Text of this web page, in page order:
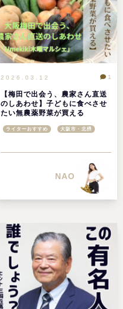
2026.03.12
【梅田で出会う、農家さん直送
のしあわせ】子どもに食べさせ
たい無農薬野菜が買える
ランフロント大阪
1
ライターおすすめ 大阪市・北摂
NAO